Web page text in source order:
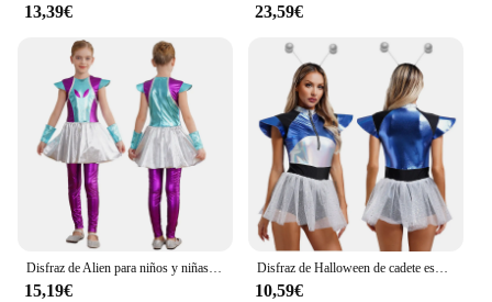
13,39€ 23,59€
Disfraz de Alien para niños y niñas, traje sin mangas de Robot del espacio exterior, mono Cutie con manga de brazo, Aro para el pelo, vestido de fiesta de Halloween
15,19€
Disfraz de Halloween de cadete espacial para mujer, mono de tul con cremallera y lentejuelas, diadema con aro para el pelo, Cosplay de astronauta alienígena
10,59€